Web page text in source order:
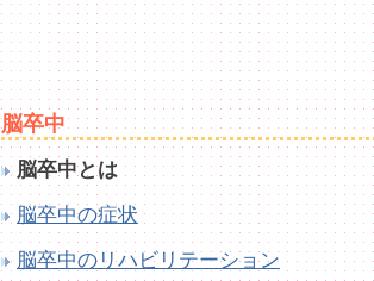
脳卒中
脳卒中とは
脳卒中の症状
脳卒中のリハビリテーション